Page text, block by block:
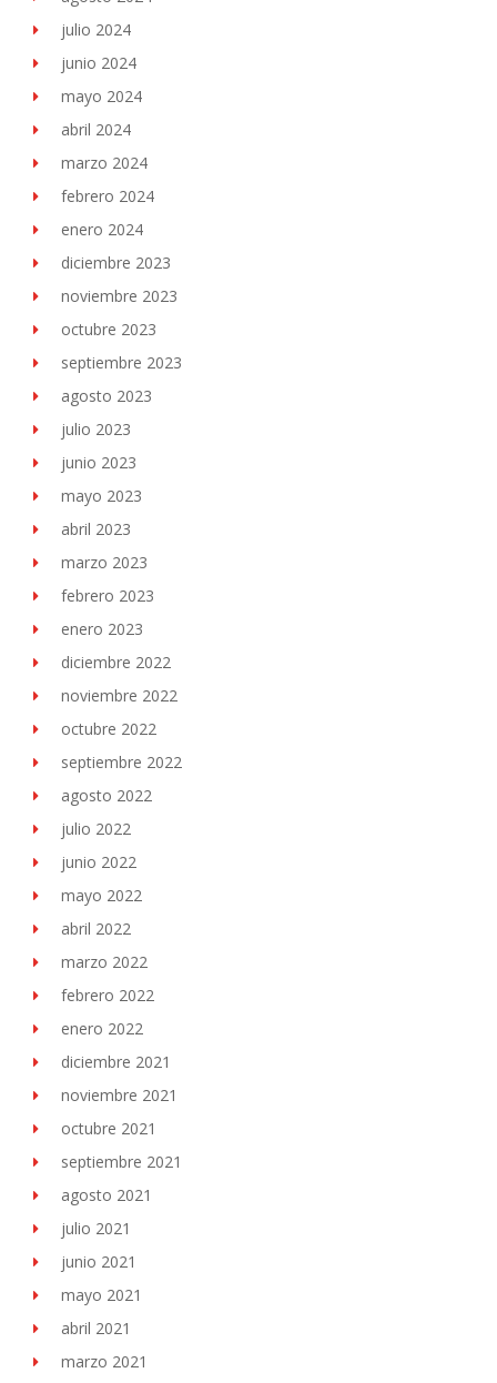
julio 2024
junio 2024
mayo 2024
abril 2024
marzo 2024
febrero 2024
enero 2024
diciembre 2023
noviembre 2023
octubre 2023
septiembre 2023
agosto 2023
julio 2023
junio 2023
mayo 2023
abril 2023
marzo 2023
febrero 2023
enero 2023
diciembre 2022
noviembre 2022
octubre 2022
septiembre 2022
agosto 2022
julio 2022
junio 2022
mayo 2022
abril 2022
marzo 2022
febrero 2022
enero 2022
diciembre 2021
noviembre 2021
octubre 2021
septiembre 2021
agosto 2021
julio 2021
junio 2021
mayo 2021
abril 2021
marzo 2021